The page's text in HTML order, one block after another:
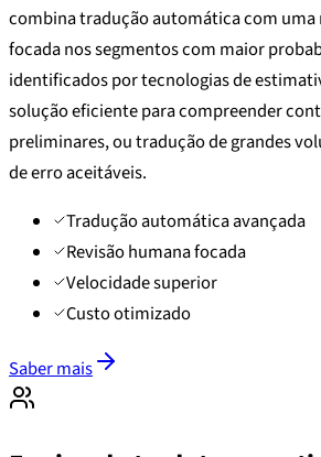
combina tradução automática com uma
focada nos segmentos com maior
identificados por tecnologias de
solução eficiente para compreender
preliminares, ou tradução de grandes
de erro aceitáveis.
Tradução automática avançada
Revisão humana focada
Velocidade superior
Custo otimizado
Saber mais